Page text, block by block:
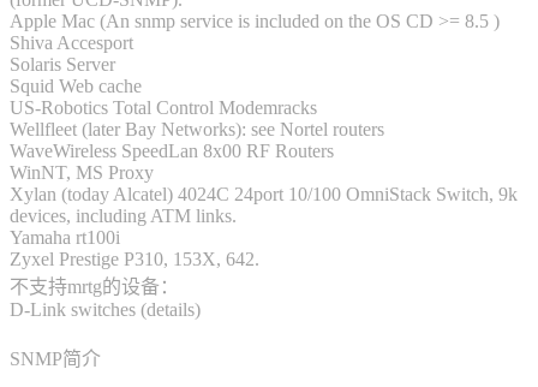
Apple Mac (An snmp service is included on the OS CD >= 8.5 )
Shiva Accesport
Solaris Server
Squid Web cache
US-Robotics Total Control Modemracks
Wellfleet (later Bay Networks): see Nortel routers
WaveWireless SpeedLan 8x00 RF Routers
WinNT, MS Proxy
Xylan (today Alcatel) 4024C 24port 10/100 OmniStack Switch, 9k
devices, including ATM links.
Yamaha rt100i
Zyxel Prestige P310, 153X, 642.
不支持mrtg的设备：
D-Link switches (details)
SNMP简介